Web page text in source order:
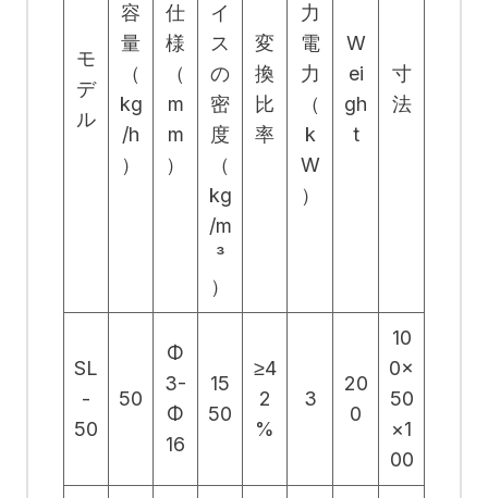
モ
デ
ル
容
量
（
kg
/h
）
仕
様
（
m
m
）
イ
ス
の
密
度
（
kg
/m
³
）
変
換
比
率
力
電
力
（
k
W
）
W
ei
gh
t
寸
法
SL
-
50
50
Φ
3-
Φ
16
15
50
≥4
2
%
3
20
0
10
0×
50
×1
00